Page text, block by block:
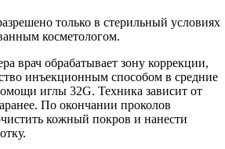
только в стерильный условиях
косметологом.
врач обрабатывает зону коррекции,
инъекционным способом в средние
иглы 32G. Техника зависит от
По окончании проколов
кожный покров и нанести